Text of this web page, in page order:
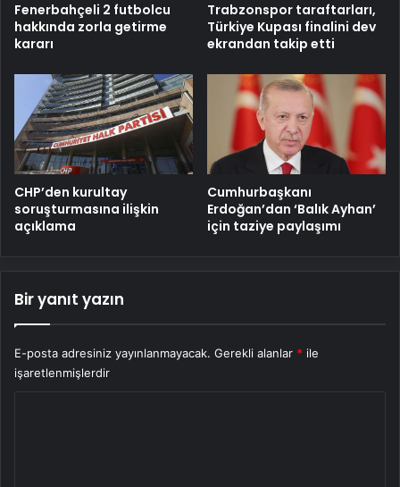
Fenerbahçeli 2 futbolcu
hakkında zorla getirme
kararı
Trabzonspor taraftarları,
Türkiye Kupası finalini dev
ekrandan takip etti
CHP’den kurultay
soruşturmasına ilişkin
açıklama
Cumhurbaşkanı
Erdoğan’dan ‘Balık Ayhan’
için taziye paylaşımı
Bir yanıt yazın
E-posta adresiniz yayınlanmayacak. Gerekli alanlar * ile
işaretlenmişlerdir